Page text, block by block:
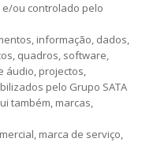
ou controlado pelo
informação, dados,
quadros, software,
áudio, projectos,
pelo Grupo SATA
também, marcas,
marca de serviço,